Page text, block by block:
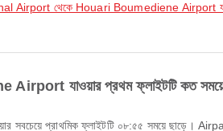
Airport থেকে Houari Boumediene Airport
Airport যাওয়ার প্রথম ফ্লাইটটি কত